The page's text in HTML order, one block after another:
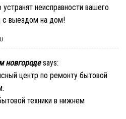
неисправности вашего
с выездом на дом!
новгороде says:
центр по ремонту бытовой
техники в нижнем